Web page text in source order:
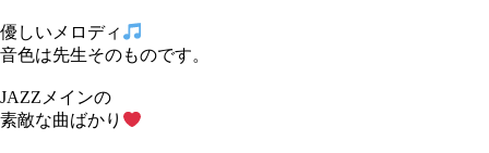
優しいメロディ
音色は先生そのものです。
JAZZメインの
素敵な曲ばかり